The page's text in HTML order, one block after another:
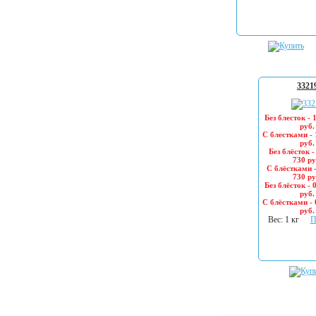
Без блесток -
руб.
С блестками -
руб.
Без блёсток
730
С блёстками
730
Без блёсток -
руб.
С блёстками -
руб.
Вес: 1 кг